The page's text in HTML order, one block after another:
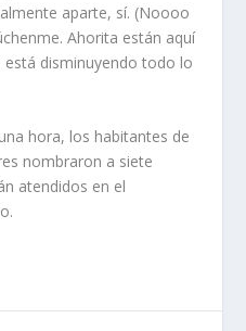
aparte, sí. (Noooo
Ahorita están aquí
disminuyendo todo lo
hora, los habitantes de
nombraron a siete
atendidos en el